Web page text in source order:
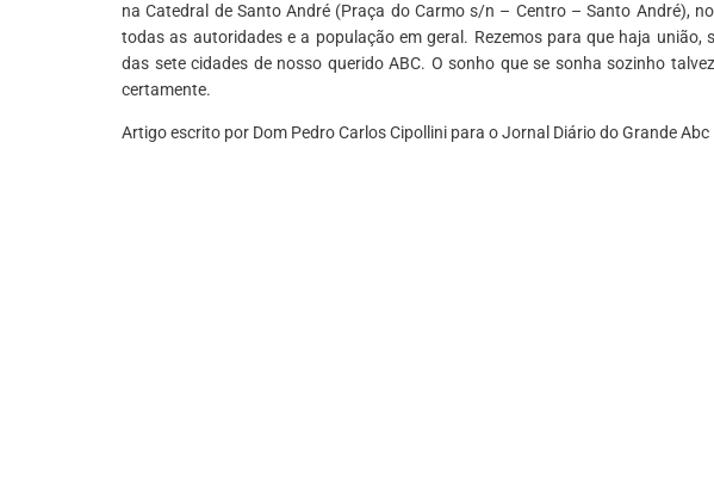
na Catedral de Santo André (Praça do Carmo s/n – Centro – Santo André),
todas as autoridades e a população em geral. Rezemos para que haja
das sete cidades de nosso querido ABC. O sonho que se sonha sozinho
certamente.
Artigo escrito por Dom Pedro Carlos Cipollini para o Jornal Diário do Grande Abc